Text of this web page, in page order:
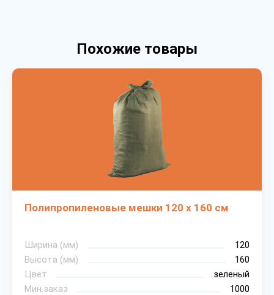
Похожие товары
Полипропиленовые мешки 120 х 160 см
Ширина (мм)
120
Высота (мм)
160
Цвет
зеленый
Мин.заказ
1000